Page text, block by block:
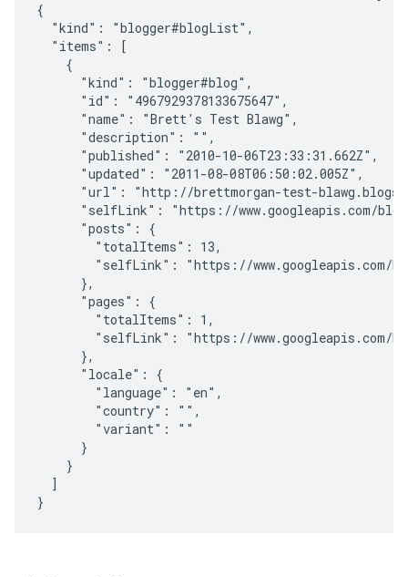
{
  "kind": "blogger#blogList",
  "items": [
    {
      "kind": "blogger#blog",
      "id": "4967929378133675647",
      "name": "Brett's Test Blawg",
      "description": "",
      "published": "2010-10-06T23:33:31.662Z",
      "updated": "2011-08-08T06:50:02.005Z",
"url": "http://brettmorgan-test-
"selfLink": "https://www.googleapis.com/
      "posts": {
        "totalItems": 13,
"selfLink": "https://www.googleapis.com/
      },
      "pages": {
        "totalItems": 1,
"selfLink": "https://www.googleapis.com/
      },
      "locale": {
        "language": "en",
        "country": "",
        "variant": ""
      }
    }
  ]